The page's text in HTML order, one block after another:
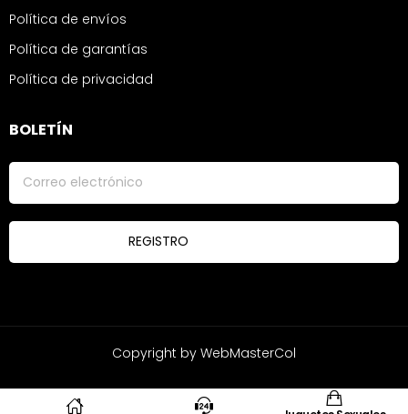
Política de envíos
Política de garantías
Política de privacidad
BOLETÍN
Copyright by WebMasterCol